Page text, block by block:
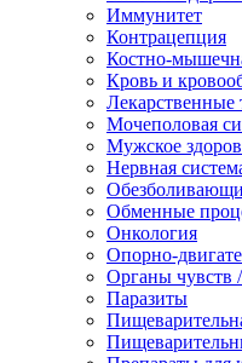
Иммунитет
Контрацепция
Костно-
Кровь и
Лекарственные
Мочеполовая
Мужское
Нервная
Обменные
Онкология
Опорно-
Органы чувств
Паразиты